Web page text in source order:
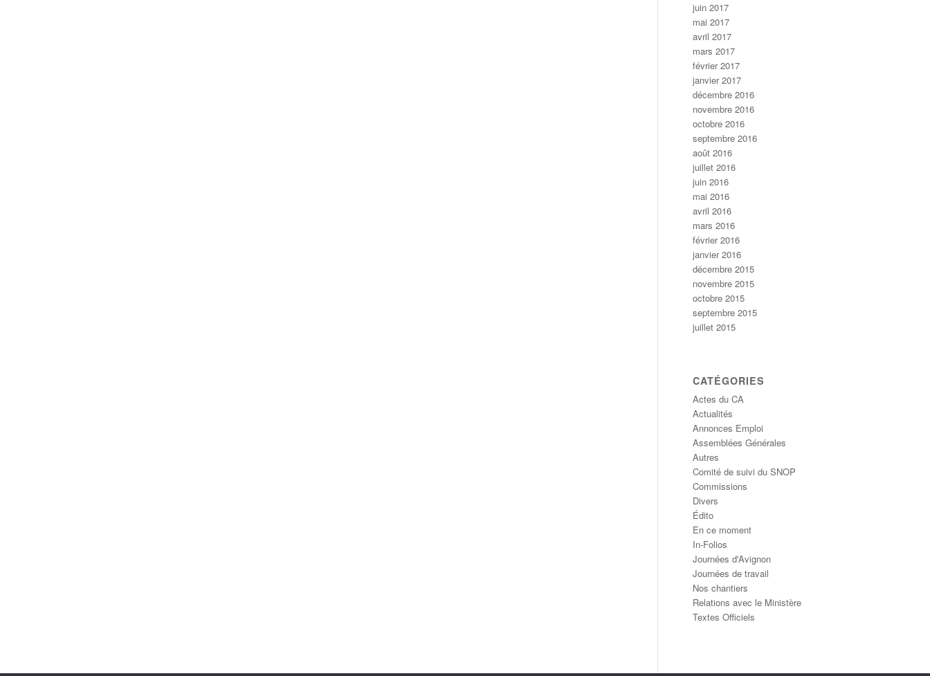
juin 2017
mai 2017
avril 2017
mars 2017
février 2017
janvier 2017
décembre 2016
novembre 2016
octobre 2016
septembre 2016
août 2016
juillet 2016
juin 2016
mai 2016
avril 2016
mars 2016
février 2016
janvier 2016
décembre 2015
novembre 2015
octobre 2015
septembre 2015
juillet 2015
CATÉGORIES
Actes du CA
Actualités
Annonces Emploi
Assemblées Générales
Autres
Comité de suivi du SNOP
Commissions
Divers
Édito
En ce moment
In-Folios
Journées d'Avignon
Journées de travail
Nos chantiers
Relations avec le Ministère
Textes Officiels